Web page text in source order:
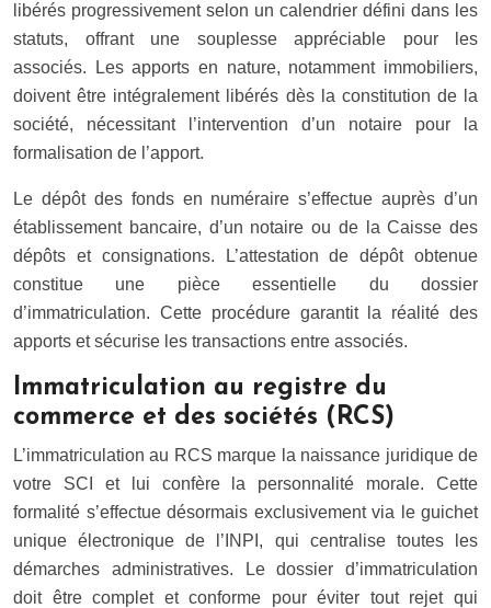
libérés progressivement selon un calendrier défini dans les
statuts, offrant une souplesse appréciable pour les
associés. Les apports en nature, notamment immobiliers,
doivent être intégralement libérés dès la constitution de la
société, nécessitant l’intervention d’un notaire pour la
formalisation de l’apport.
Le dépôt des fonds en numéraire s’effectue auprès d’un
établissement bancaire, d’un notaire ou de la Caisse des
dépôts et consignations. L’attestation de dépôt obtenue
constitue une pièce essentielle du dossier
d’immatriculation. Cette procédure garantit la réalité des
apports et sécurise les transactions entre associés.
Immatriculation au registre du
commerce et des sociétés (RCS)
L’immatriculation au RCS marque la naissance juridique de
votre SCI et lui confère la personnalité morale. Cette
formalité s’effectue désormais exclusivement via le guichet
unique électronique de l’INPI, qui centralise toutes les
démarches administratives. Le dossier d’immatriculation
doit être complet et conforme pour éviter tout rejet qui